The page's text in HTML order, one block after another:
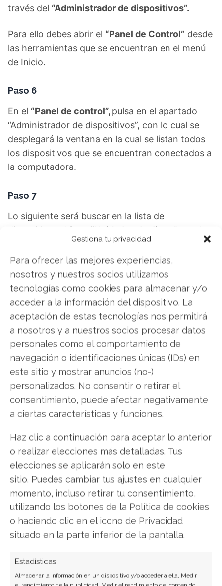
Gestiona tu privacidad
Para ofrecer las mejores experiencias,
nosotros y nuestros socios utilizamos
tecnologías como cookies para almacenar y/o
acceder a la información del dispositivo. La
aceptación de estas tecnologías nos permitirá
a nosotros y a nuestros socios procesar datos
personales como el comportamiento de
navegación o identificaciones únicas (IDs) en
este sitio y mostrar anuncios (no-)
personalizados. No consentir o retirar el
consentimiento, puede afectar negativamente
a ciertas características y funciones.
Haz clic a continuación para aceptar lo anterior
o realizar elecciones más detalladas. Tus
elecciones se aplicarán solo en este
sitio. Puedes cambiar tus ajustes en cualquier
momento, incluso retirar tu consentimiento,
utilizando los botones de la Política de cookies
o haciendo clic en el icono de Privacidad
situado en la parte inferior de la pantalla.
Estadísticas
Almacenar la información en un dispositivo y/o acceder a ella, Medir
través del “Administrador de dispositivos”.
Para ello debes abrir el “Panel de Control” desde
las herramientas que se encuentran en el menú
de Inicio.
Paso 6
En el “Panel de control”, pulsa en el apartado
“Administrador de dispositivos”, con lo cual se
desplegará la ventana en la cual se listan todos
los dispositivos que se encuentran conectados a
la computadora.
Paso 7
Lo siguiente será buscar en la lista de
dispositivos el ítem “Unidades de disco”,
en la flecha para que se desplieguen todos los
discos y memorias de almacenamiento
conectados a la PC.
Paso 8
Entre ellos encontrarás la unidad USB que
deseas extraer.
Pulsa sobre ella con el botón derecho del mouse.
Paso 9
En el cuadro que se despliega pulsa sobre la
Luego deberás confirmar esta operación,
pulsando en el botón“Aceptar”del cuadro que
se despliega.
Paso 10
Lo siguiente será aguardar el tiempo que el
sistema necesite para realizar este proceso, que
Luego ya podrásquitar el disco o unidad USB de